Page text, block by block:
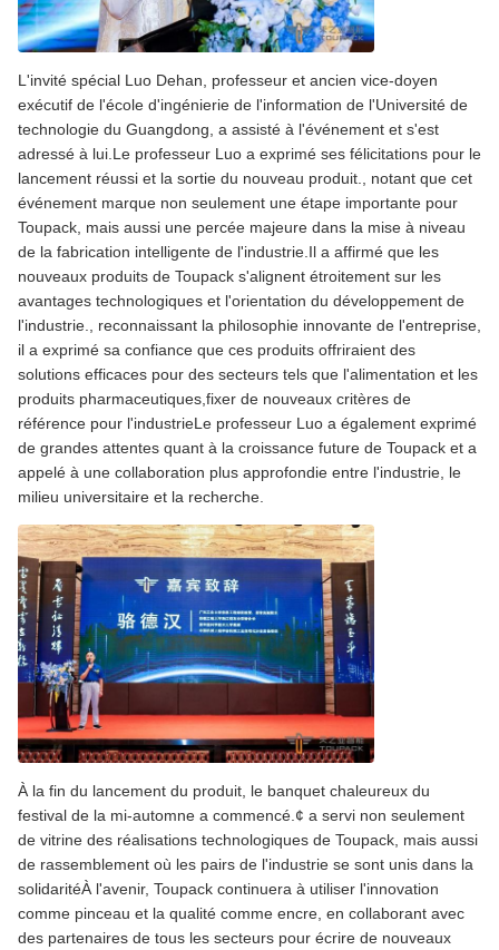
L'invité spécial Luo Dehan, professeur et ancien vice-doyen
exécutif de l'école d'ingénierie de l'information de l'Université de
technologie du Guangdong, a assisté à l'événement et s'est
adressé à lui.Le professeur Luo a exprimé ses félicitations pour le
lancement réussi et la sortie du nouveau produit., notant que cet
événement marque non seulement une étape importante pour
Toupack, mais aussi une percée majeure dans la mise à niveau
de la fabrication intelligente de l'industrie.Il a affirmé que les
nouveaux produits de Toupack s'alignent étroitement sur les
avantages technologiques et l'orientation du développement de
l'industrie., reconnaissant la philosophie innovante de l'entreprise,
il a exprimé sa confiance que ces produits offriraient des
solutions efficaces pour des secteurs tels que l'alimentation et les
produits pharmaceutiques,fixer de nouveaux critères de
référence pour l'industrieLe professeur Luo a également exprimé
de grandes attentes quant à la croissance future de Toupack et a
appelé à une collaboration plus approfondie entre l'industrie, le
milieu universitaire et la recherche.
À la fin du lancement du produit, le banquet chaleureux du
festival de la mi-automne a commencé.¢ a servi non seulement
de vitrine des réalisations technologiques de Toupack, mais aussi
de rassemblement où les pairs de l'industrie se sont unis dans la
solidaritéÀ l'avenir, Toupack continuera à utiliser l'innovation
comme pinceau et la qualité comme encre, en collaborant avec
des partenaires de tous les secteurs pour écrire de nouveaux